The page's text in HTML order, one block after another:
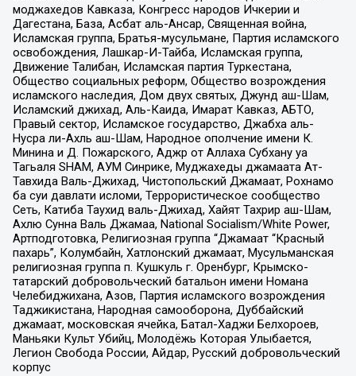
моджахедов Кавказа, Конгресс народов Ичкерии и
Дагестана, База, Асбат аль-Ансар, Священная война,
Исламская группа, Братья-мусульмане, Партия исламского
освобождения, Лашкар-И-Тайба, Исламская группа,
Движение Талибан, Исламская партия Туркестана,
Общество социальных реформ, Общество возрождения
исламского наследия, Дом двух святых, Джунд аш-Шам,
Исламский джихад, Аль-Каида, Имарат Кавказ, АБТО,
Правый сектор, Исламское государство, Джабха аль-
Нусра ли-Ахль аш-Шам, Народное ополчение имени К.
Минина и Д. Пожарского, Аджр от Аллаха Субхану уа
Тагьаля SHAM, АУМ Синрике, Муджахеды джамаата Ат-
Тавхида Валь-Джихад, Чистопольский Джамаат, Рохнамо
ба суи давлати исломи, Террористическое сообщество
Сеть, Катиба Таухид валь-Джихад, Хайят Тахрир аш-Шам,
Ахлю Сунна Валь Джамаа, National Socialism/White Power,
Артподготовка, Религиозная группа “Джамаат “Красный
пахарь”, Колумбайн, Хатлонский джамаат, Мусульманская
религиозная группа п. Кушкуль г. Оренбург, Крымско-
татарский добровольческий батальон имени Номана
Челебиджихана, Азов, Партия исламского возрождения
Таджикистана, Народная самооборона, Дуббайский
джамаат, московская ячейка, Батал-Хаджи Белхороев,
Маньяки Культ Убийц, Молодёжь Которая Улыбается,
Легион Свобода России, Айдар, Русский добровольческий
корпус